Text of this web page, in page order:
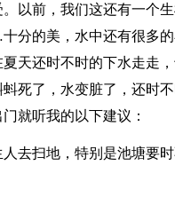
以前，我们这还有一个
分的美，水中还有很多
天还时不时的下水走走
死了，水变脏了，还时
就听我的以下建议：
人去扫地，特别是池塘要